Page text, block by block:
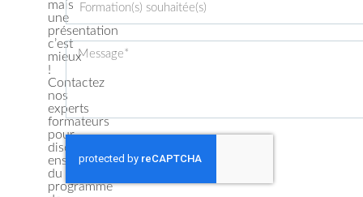
mais
une
présentation
c’est
mieux
!
Contactez
nos
experts
formateurs
pour
discuter
ensemble
du
programme